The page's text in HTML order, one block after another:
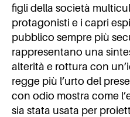
figli della società
protagonisti e i capri
pubblico sempre più
rappresentano una
alterità e rottura con
regge più l’urto del
con odio mostra come
sia stata usata per